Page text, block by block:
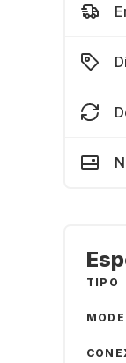
TIPO